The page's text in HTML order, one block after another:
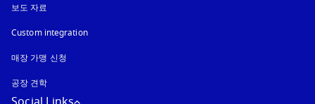
보도 자료
Custom integration
매장 가맹 신청
공장 견학